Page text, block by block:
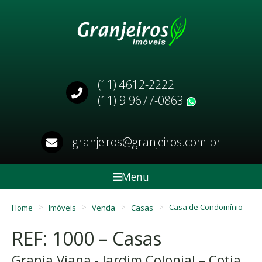
(11) 4612-2222
(11) 9 9677-0863
granjeiros@granjeiros.com.br
Menu
Home Imóveis Venda Casas Casa de Condomínio
REF: 1000 – Casas